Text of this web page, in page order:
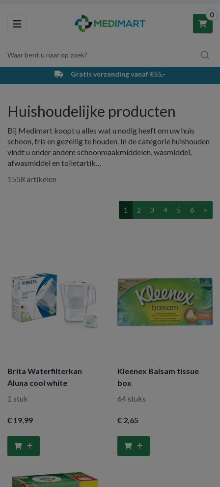
Toggle navigation
Waar bent u naar op zoek?
0
Winkelwagen
Uw winkelwagen is leeg.
Vul hem met producten.
Gratis verzending vanaf €55,-
Huishoudelijke producten
Bij Medimart koopt u alles wat u nodig heeft om uw huis
schoon, fris en gezellig te houden. In de categorie huishouden
vindt u onder andere schoonmaakmiddelen, wasmiddel,
afwasmiddel en toiletartik…
1558 artikelen
1 2 3 4 5 6 >
Brita Waterfilterkan
Aluna cool white
1 stuk
€ 19,99
Kleenex Balsam tissue
box
64 stuks
€ 2,65